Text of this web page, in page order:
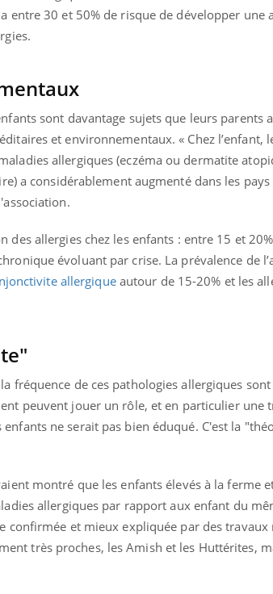
entre 30 et 50% de risque de développer une
sont davantage sujets que leurs parents
et environnementaux. « Chez l’enfant,
allergiques (eczéma ou dermatite
a considérablement augmenté dans les
des allergies chez les enfants : entre 15 et
évoluant par crise. La prévalence de
allergiqueautour de 15-20% et les
fréquence de ces pathologies allergiques
peuvent jouer un rôle, et en particulier une
ne serait pas bien éduqué. C'est la
montré que les enfants élevés à la ferme
allergiques par rapport aux enfant du
confirmée et mieux expliquée par des travaux
très proches, les Amish et les Huttérites,